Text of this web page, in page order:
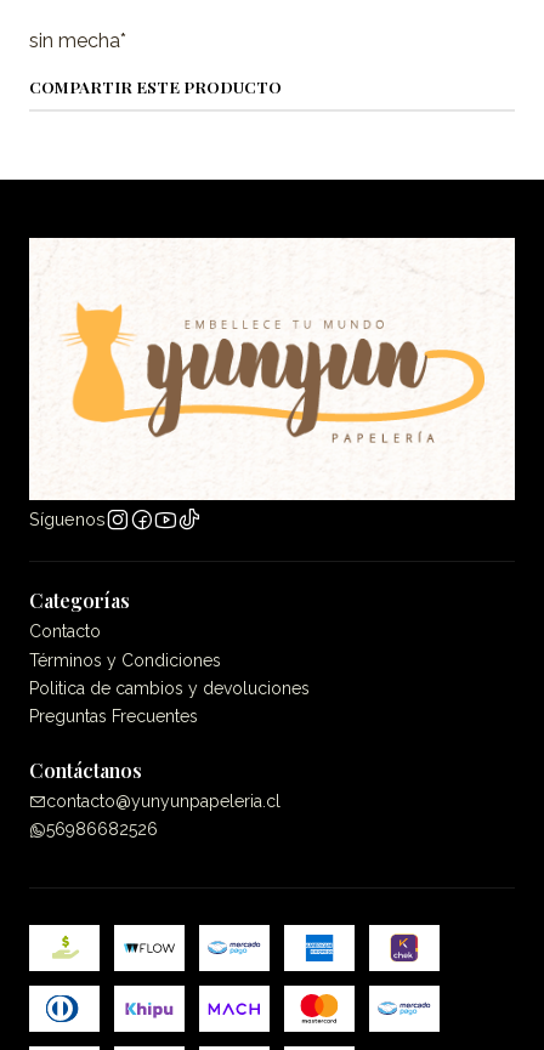
sin mecha*
COMPARTIR ESTE PRODUCTO
Síguenos
Categorías
Contacto
Términos y Condiciones
Politica de cambios y devoluciones
Preguntas Frecuentes
Contáctanos
contacto@yunyunpapeleria.cl
56986682526